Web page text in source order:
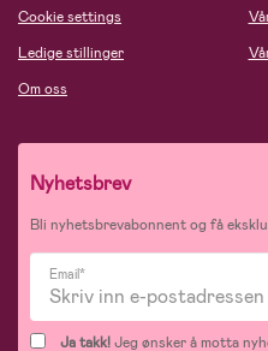
Cookie settings
Ledige stillinger
Om oss
Nyhetsbrev
Bli nyhetsbrevabonnent og få
Email*
Ja takk!Jeg ønsker å motta